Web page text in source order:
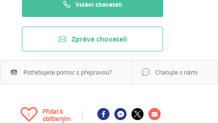
Volání chovateli
Zpráva chovateli
Potřebujete pomoc s přepravou? Chatujte s námi
1
Přidat k
oblíbeným